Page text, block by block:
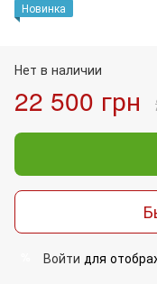
Новинка
Нет в наличии
22 500 грн
Войти для